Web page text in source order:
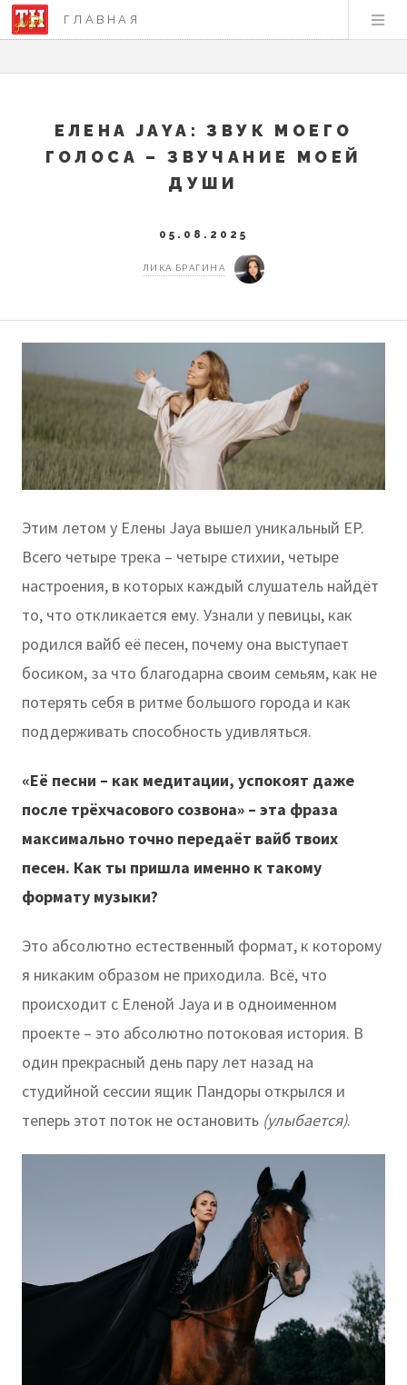
ГЛАВНАЯ
ЕЛЕНА JAYA: ЗВУК МОЕГО
ГОЛОСА – ЗВУЧАНИЕ МОЕЙ
ДУШИ
05.08.2025
ЛИКА БРАГИНА
Этим летом у Елены Jaya вышел уникальный EP.
Всего четыре трека – четыре стихии, четыре
настроения, в которых каждый слушатель найдёт
то, что откликается ему. Узнали у певицы, как
родился вайб её песен, почему она выступает
босиком, за что благодарна своим семьям, как не
потерять себя в ритме большого города и как
поддерживать способность удивляться.
«Её песни – как медитации, успокоят даже
после трёхчасового созвона» – эта фраза
максимально точно передаёт вайб твоих
песен. Как ты пришла именно к такому
формату музыки?
Это абсолютно естественный формат, к которому
я никаким образом не приходила. Всё, что
происходит с Еленой Jaya и в одноименном
проекте – это абсолютно потоковая история. В
один прекрасный день пару лет назад на
студийной сессии ящик Пандоры открылся и
теперь этот поток не остановить (улыбается).